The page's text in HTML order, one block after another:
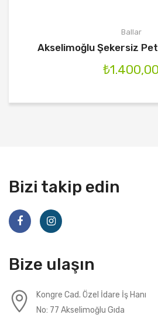
Ballar
Akselimoğlu Şekersiz
₺1.400,00
Bizi takip edin
Bize ulaşın
Kongre Cad. Özel İdare İş Hanı
No: 77 Akselimoğlu Gıda